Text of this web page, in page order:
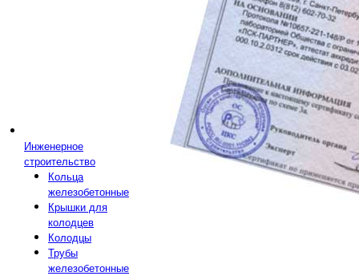
Инженерное
строительство
Кольца
железобетонные
Крышки для
колодцев
Колодцы
Трубы
железобетонные